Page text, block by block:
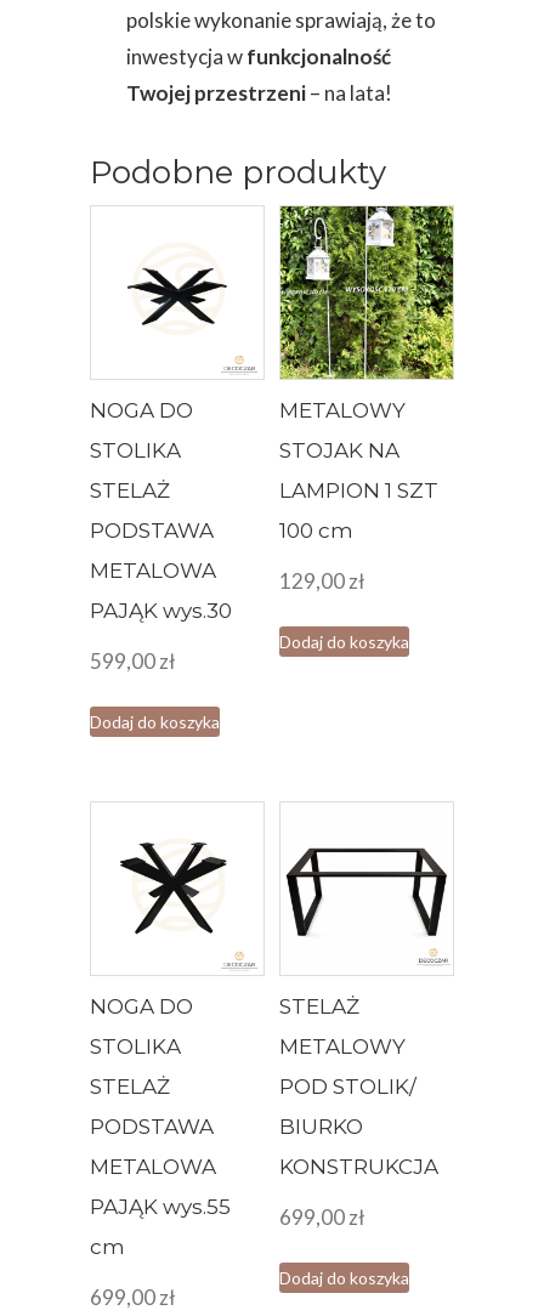
polskie wykonanie sprawiają, że to
inwestycja wfunkcjonalność
Twojej przestrzeni– na lata!
Podobne produkty
NOGA DO
STOLIKA
STELAŻ
PODSTAWA
METALOWA
PAJĄK wys.30
599,00zł
Dodaj do koszyka
METALOWY
STOJAK NA
LAMPION 1 SZT
100 cm
129,00zł
Dodaj do koszyka
NOGA DO
STOLIKA
STELAŻ
PODSTAWA
METALOWA
PAJĄK wys.55
cm
699,00zł
STELAŻ
METALOWY
POD STOLIK/
BIURKO
KONSTRUKCJA
699,00zł
Dodaj do koszyka